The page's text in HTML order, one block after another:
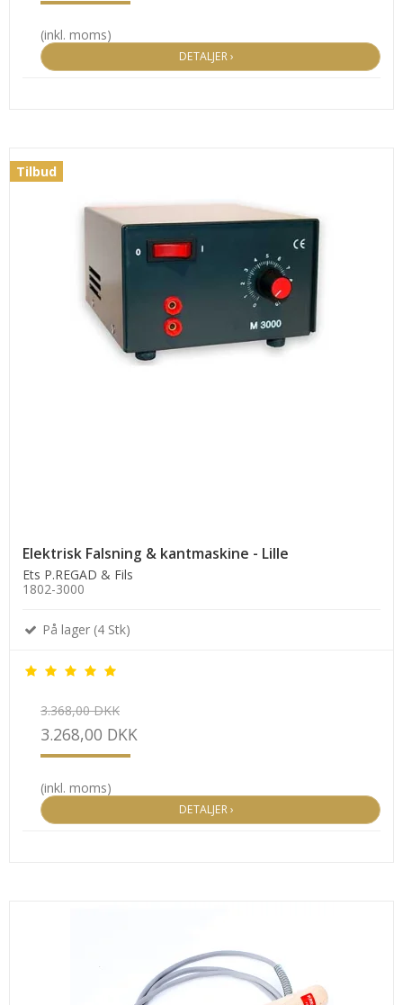
(inkl. moms)
DETALJER ›
Tilbud
Elektrisk Falsning & kantmaskine - Lille
Ets P.REGAD & Fils
1802-3000
På lager (4 Stk)
3.368,00 DKK
3.268,00 DKK
(inkl. moms)
DETALJER ›